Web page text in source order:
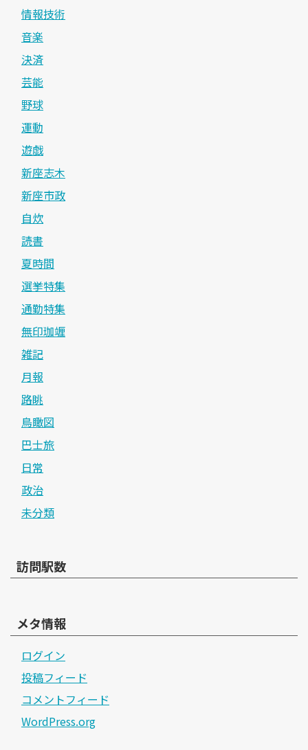
情報技術
音楽
決済
芸能
野球
運動
遊戯
新座志木
新座市政
自炊
読書
夏時間
選挙特集
通勤特集
無印珈竰
雑記
月報
路眺
鳥瞰図
巴士旅
日常
政治
未分類
訪問駅数
メタ情報
ログイン
投稿フィード
コメントフィード
WordPress.org